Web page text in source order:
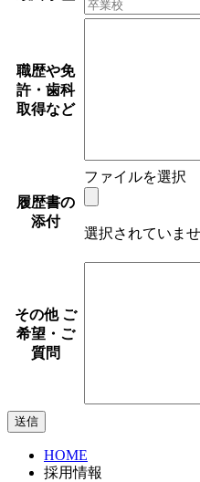
職歴や免
許・歯科
取得など
履歴書の
添付
ファイルを選択
選択されていま
その他 ご
希望・ご
質問
HOME
採用情報